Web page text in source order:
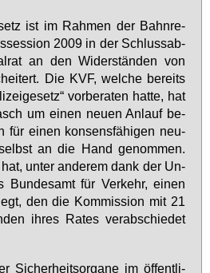
ist im Rah­men der Bahn­re­
2009 in der Schluss­ab­
an den Wi­der­stän­den von
Die KVF, wel­che be­reits
vor­be­ra­ten hat­te, hat
um ei­nen neu­en An­lauf be­
für ei­nen kon­sens­fä­hi­gen neu­
an die Hand ge­nom­men.
un­ter an­de­rem dank der Un­
Bun­des­amt für Ver­kehr, ei­nen
den die Kom­mis­si­on mit 21
ih­res Ra­tes ver­ab­schie­det
Si­cher­heits­or­ga­ne im öf­fent­li­